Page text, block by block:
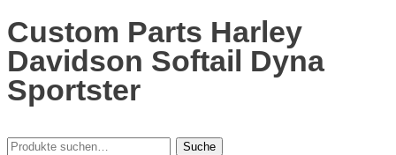
Custom Parts Harley
Davidson Softail Dyna
Sportster
Suche
Suche